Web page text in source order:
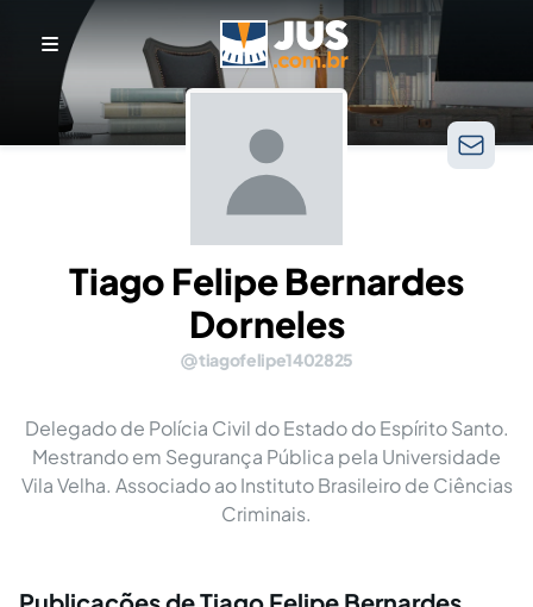
Tiago Felipe Bernardes
Dorneles
tiagofelipe1402825
Delegado de Polícia Civil do Estado do Espírito Santo.
Mestrando em Segurança Pública pela Universidade
Vila Velha. Associado ao Instituto Brasileiro de Ciências
Criminais.